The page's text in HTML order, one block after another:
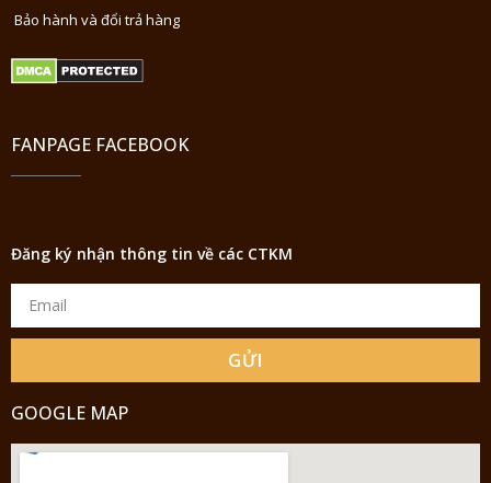
Bảo hành và đổi trả hàng
FANPAGE FACEBOOK
Đăng ký nhận thông tin về các CTKM
GỬI
GOOGLE MAP